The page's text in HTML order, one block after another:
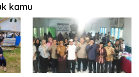
kamu